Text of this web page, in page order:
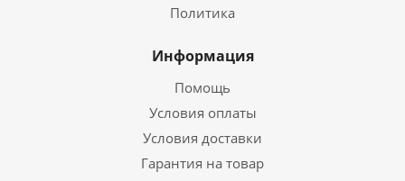
Политика
Информация
Помощь
Условия оплаты
Условия доставки
Гарантия на товар